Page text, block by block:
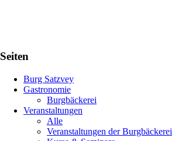
Seiten
Burg Satzvey
Gastronomie
Burgbäckerei
Veranstaltungen
Alle
Veranstaltungen der Burgbäckerei